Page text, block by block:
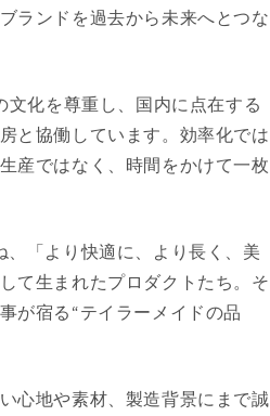
ランドを過去から未来へとつな
文化を尊重し、国内に点在する
と協働しています。効率化では
産ではなく、時間をかけて一枚
「より快適に、より長く、美
て生まれたプロダクトたち。そ
が宿る“テイラーメイドの品
心地や素材、製造背景にまで誠